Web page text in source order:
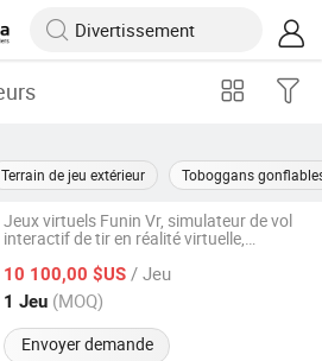
Terrain de jeu extérieur Toboggans
Jeux virtuels Funin Vr, simulateur de vol
interactif de tir en réalité virtuelle,
10 100,00 $US / Jeu
1 Jeu (MOQ)
Envoyer demande
Depuis 2025